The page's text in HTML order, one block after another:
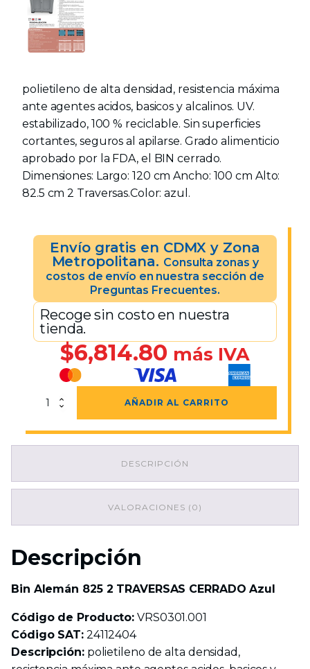
polietileno de alta densidad, resistencia máxima
ante agentes acidos, basicos y alcalinos. UV.
estabilizado, 100 % reciclable. Sin superficies
cortantes, seguros al apilarse. Grado alimenticio
aprobado por la FDA, el BIN cerrado.
Dimensiones: Largo: 120 cm Ancho: 100 cm Alto:
82.5 cm 2 Traversas.Color: azul.
Envío gratis en CDMX y Zona
Metropolitana. Consulta zonas y
costos de envío en nuestra sección de
Preguntas Frecuentes.
Recoge sin costo en nuestra
tienda.
$6,814.80 más IVA
Bin
Alemán
2
cantidad
AÑADIR AL CARRITO
DESCRIPCIÓN
VALORACIONES (0)
Descripción
Bin Alemán 825 2 TRAVERSAS CERRADO Azul
Código de Producto: VRS0301.001
Código SAT:24112404
Descripción:polietileno de alta densidad,